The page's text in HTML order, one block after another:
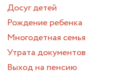
Досуг детей
Рождение ребенка
Многодетная семья
Утрата документов
Выход на пенсию